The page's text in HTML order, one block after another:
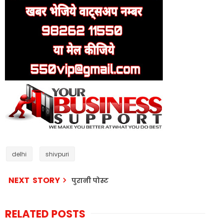
delhi shivpuri
NEXT STORY पुरानी पोस्ट
RELATED POSTS